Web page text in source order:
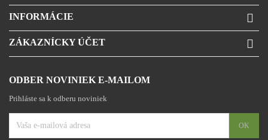
INFORMÁCIE 
ZÁKAZNÍCKY ÚČET 
ODBER NOVINIEK E-MAILOM
Prihláste sa k odberu noviniek